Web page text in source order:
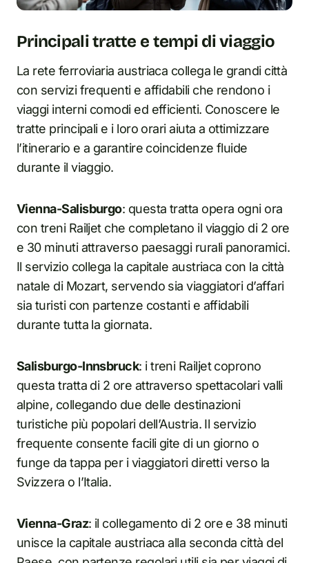
Principali tratte e tempi di viaggio
La rete ferroviaria austriaca collega le grandi città
con servizi frequenti e affidabili che rendono i
viaggi interni comodi ed efficienti. Conoscere le
tratte principali e i loro orari aiuta a ottimizzare
l’itinerario e a garantire coincidenze fluide
durante il viaggio.
Vienna-Salisburgo: questa tratta opera ogni ora
con treni Railjet che completano il viaggio di 2 ore
e 30 minuti attraverso paesaggi rurali panoramici.
Il servizio collega la capitale austriaca con la città
natale di Mozart, servendo sia viaggiatori d’affari
sia turisti con partenze costanti e affidabili
durante tutta la giornata.
Salisburgo-Innsbruck: i treni Railjet coprono
questa tratta di 2 ore attraverso spettacolari valli
alpine, collegando due delle destinazioni
turistiche più popolari dell’Austria. Il servizio
frequente consente facili gite di un giorno o
funge da tappa per i viaggiatori diretti verso la
Svizzera o l’Italia.
Vienna-Graz: il collegamento di 2 ore e 38 minuti
unisce la capitale austriaca alla seconda città del